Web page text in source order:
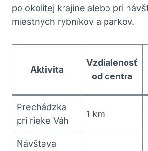
po okolitej⁤ krajine alebo pri
miestnych rybníkov a parkov.
Aktivita
Vzdialenosť
od centra
Prechádzka
pri rieke⁢ Váh
1 ‌km
Návšteva⁢